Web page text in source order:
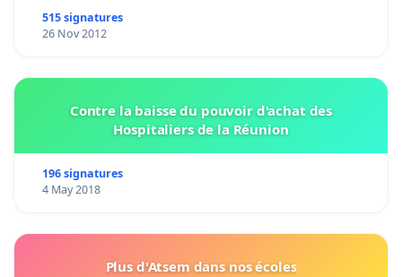
515 signatures
26 Nov 2012
Contre la baisse du pouvoir d'achat des
Hospitaliers de la Réunion
196 signatures
4 May 2018
Plus d'Atsem dans nos écoles